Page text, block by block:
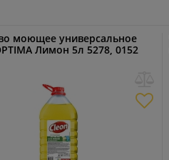
моющее универсальное
Лимон 5л 5278, 0152